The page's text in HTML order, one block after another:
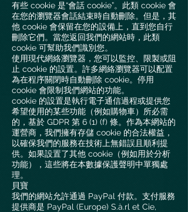
有些 cookie 是“會話 cookie”。此類 cookie 會
在您的瀏覽器會話結束時自動刪除。但是，其
他 cookie 會保留在您的設備上，直到您自行
刪除它們。當您返回我們的網站時，此類
cookie 可幫助我們識別您。
使用現代網絡瀏覽器，您可以監控、限製或阻
止 cookie 的設置。許多網絡瀏覽器可以配置
為在程序關閉時自動刪除 cookie。停用
cookie 會限制我們網站的功能。
cookie 的設置是執行電子通信過程或提供您
希望使用的某些功能（例如購物車）所必需
的，基於 GDPR 第 6 (1) (f) 條。作為本網站的
運營商，我們擁有存儲 cookie 的合法權益，
以確保我們的服務在技術上無錯誤且順利提
供。如果設置了其他 cookie（例如用於分析
功能），這些將在本數據保護聲明中單獨處
理。
貝寶
我們的網站允許通過 PayPal 付款。支付服務
提供商是 PayPal (Europe) S.à.rl et Cie,